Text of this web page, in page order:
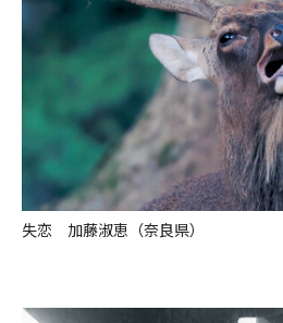
失恋 加藤淑恵（奈良県）